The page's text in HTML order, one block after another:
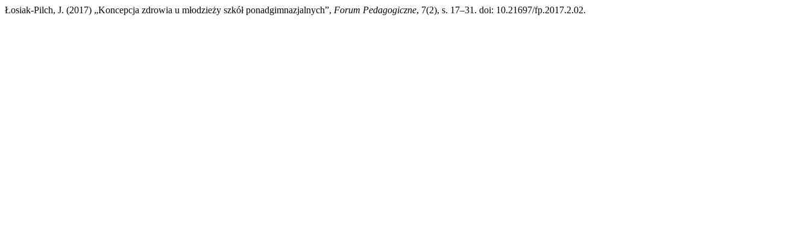
Łosiak-Pilch, J. (2017) „Koncepcja zdrowia u młodzieży szkół ponadgimnazjalnych”, Forum Pedagogiczne, 7(2), s. 17–31. doi: 10.21697/fp.2017.2.02.